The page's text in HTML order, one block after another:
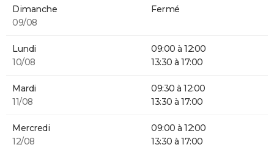
Dimanche
09/08
Fermé
Lundi
10/08
09:00 à 12:00
13:30 à 17:00
Mardi
11/08
09:30 à 12:00
13:30 à 17:00
Mercredi
12/08
09:00 à 12:00
13:30 à 17:00